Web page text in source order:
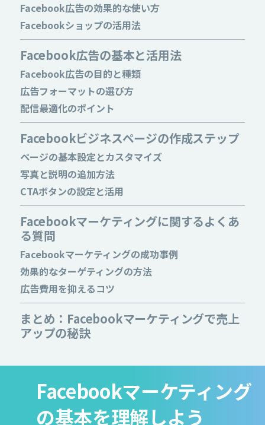
Facebook広告の効果的な使い方
Facebookショップの活用法
Facebook広告の基本と活用法
Facebook広告の目的と種類
広告フォーマットの選び方
配信最適化のポイント
Facebookビジネスページの作成ステップ
ページの基本設定とカスタマイズ
写真と説明の追加方法
CTAボタンの設定と活用
Facebookマーケティングに関するよくあ
る質問
Facebookマーケティングの成功事例
効果的なターゲティングの方法
広告費用を抑えるコツ
まとめ：Facebookマーケティングで売上
アップの秘訣
Facebookマーケティング
の基本を理解しよう